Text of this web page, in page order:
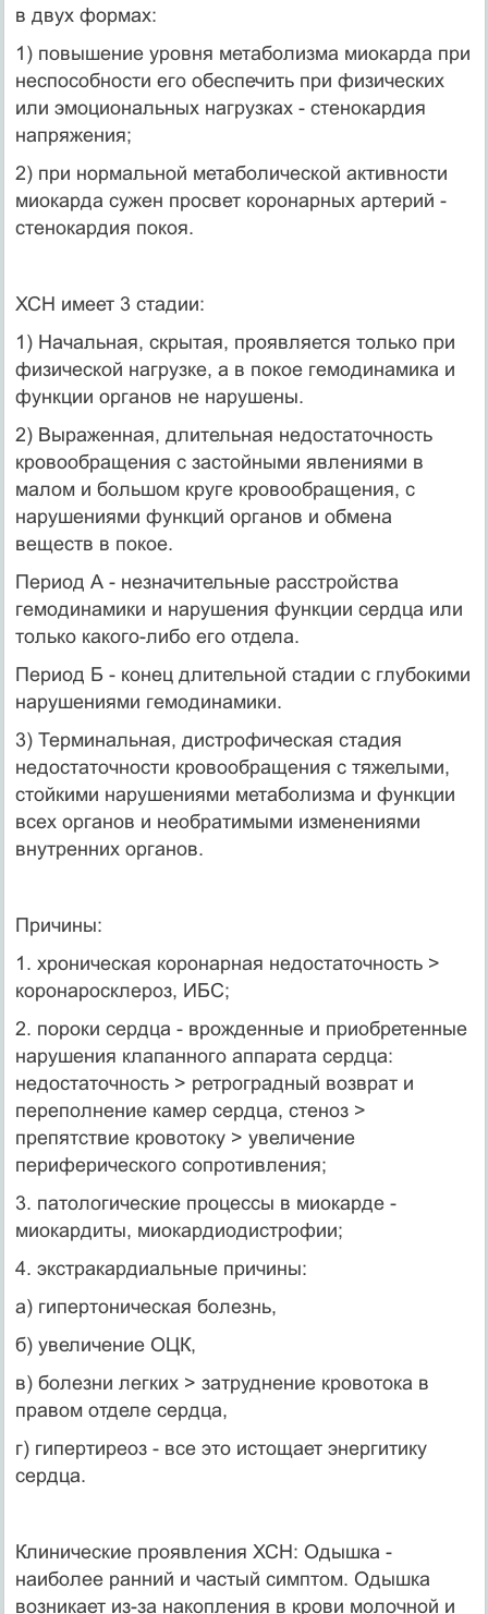
в двух формах:
1) повышение уровня метаболизма миокарда при
неспособности его обеспечить при физических
или эмоциональных нагрузках - стенокардия
напряжения;
2) при нормальной метаболической активности
миокарда сужен просвет коронарных артерий -
стенокардия покоя.
ХСН имеет 3 стадии:
1) Начальная, скрытая, проявляется только при
физической нагрузке, а в покое гемодинамика и
функции органов не нарушены.
2) Выраженная, длительная недостаточность
кровообращения с застойными явлениями в
малом и большом круге кровообращения, с
нарушениями функций органов и обмена
веществ в покое.
Период А - незначительные расстройства
гемодинамики и нарушения функции сердца или
только какого-либо его отдела.
Период Б - конец длительной стадии с глубокими
нарушениями гемодинамики.
3) Терминальная, дистрофическая стадия
недостаточности кровообращения с тяжелыми,
стойкими нарушениями метаболизма и функции
всех органов и необратимыми изменениями
внутренних органов.
Причины:
1. хроническая коронарная недостаточность >
коронаросклероз, ИБС;
2. пороки сердца - врожденные и приобретенные
нарушения клапанного аппарата сердца:
недостаточность > ретроградный возврат и
переполнение камер сердца, стеноз >
препятствие кровотоку > увеличение
периферического сопротивления;
3. патологические процессы в миокарде -
миокардиты, миокардиодистрофии;
4. экстракардиальные причины:
а) гипертоническая болезнь,
б) увеличение ОЦК,
в) болезни легких > затруднение кровотока в
правом отделе сердца,
г) гипертиреоз - все это истощает энергитику
сердца.
Клинические проявления ХСН: Одышка -
наиболее ранний и частый симптом. Одышка
возникает из-за накопления в крови молочной и